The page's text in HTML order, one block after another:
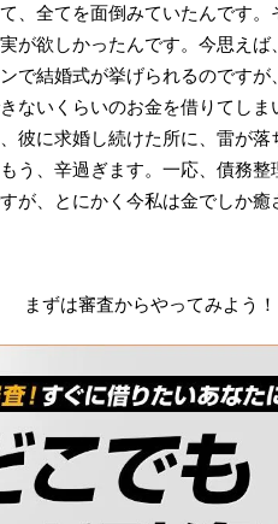
、全てを面倒みていたんです
が欲しかったんです。今思え
で結婚式が挙げられるのです
ないくらいのお金を借りてし
彼に求婚し続けた所に、雷が
う、辛過ぎます。一応、債務
が、とにかく今私は金でしか癒
まずは審査からやってみよう！